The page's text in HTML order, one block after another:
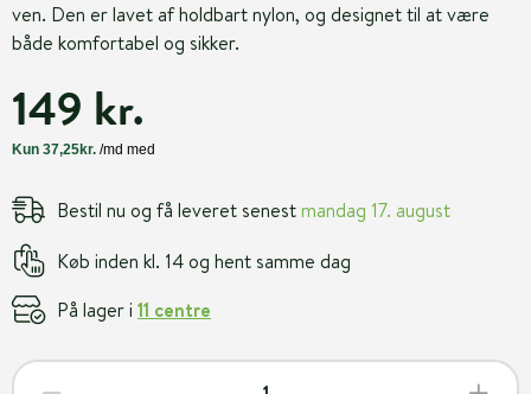
ven. Den er lavet af holdbart nylon, og designet til at være
både komfortabel og sikker.
149 kr.
Bestil nu og få leveret senestmandag 17. august
Køb inden kl. 14 og hent samme dag
På lager i 11 centre